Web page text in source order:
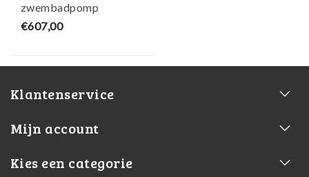
zwembadpomp
2PK/400V - Victoria
€607,00
Klantenservice
Mijn account
Kies een categorie